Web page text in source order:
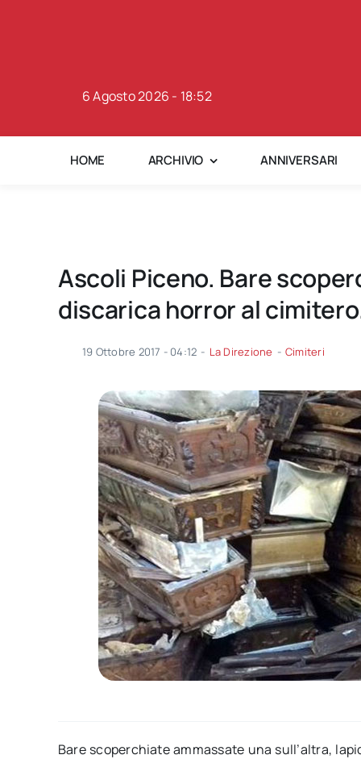
6 Agosto 2026 - 18:52
HOME ARCHIVIO ANNIVERSARI
Ascoli Piceno. Bare
discarica horror al
19 Ottobre 2017 - 04:12 - La Direzione - Cimiteri
Bare scoperchiate ammassate una sull’altra,